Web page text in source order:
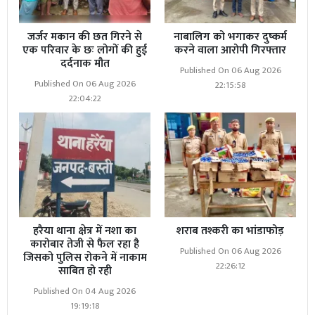
खुलनी शुरू हुईं. जांच आगे बढ़ी तो यह मामला कथित तौर पर
संगठित अपराध और मानव तस्करी के एंगल तक पहुंच गया.पुलिस
ने इस मामले में अब तक 12 आरोपियों को गिरफ्तार किया है.
गिरफ्तार किए गए लोगों में ई-रिक्शा चालक रामबाबू, होटल मालिक
मयंक सैन, होटल मैनेजर हरदीप नाथ और सचिन सहित कई अन्य
आरोपी शामिल हैं. इसके अलावा दीपक और तरुण नामक दो अन्य
लोगों को भी गिरफ्तार किया गया है. पुलिस का कहना है कि कुछ
आरोपियों ने सीधे अपराध किया, जबकि कुछ ने इस गुनाह में सहयोग
किया है। बुलडोजर एक्शन - होटलों पर चला बुलडोजर जिला
प्रशासन ने उन होटलों को चिन्हित किया जहां इस वारदात को
अंजाम दिया गया था और जो अवैध रूप से निर्मित थे। इनमें होटल
जॉय इन , होटल सफायर और होटल ड्रीम लैंड शामिल हैं, जिन्हें पूरी
तरह जमींदोज कर दिया गया।
सवाल सिर्फ एक नाबालिग बालिका के साथ दरिंदगी का नहीं है
जर्जर मकान की छत गिरने से
एक परिवार के छः लोगों की हुई
दर्दनाक मौत
Published On 06 Aug 2026
22:04:22
नाबालिग को भगाकर दुष्कर्म
करने वाला आरोपी गिरफ्तार
Published On 06 Aug 2026
22:15:58
हरैया थाना क्षेत्र में नशा का
कारोबार तेजी से फैल रहा है
जिसको पुलिस रोकने में नाकाम
साबित हो रही
Published On 04 Aug 2026
19:19:18
शराब तश्करी का भांडाफोड़
Published On 06 Aug 2026
22:26:12